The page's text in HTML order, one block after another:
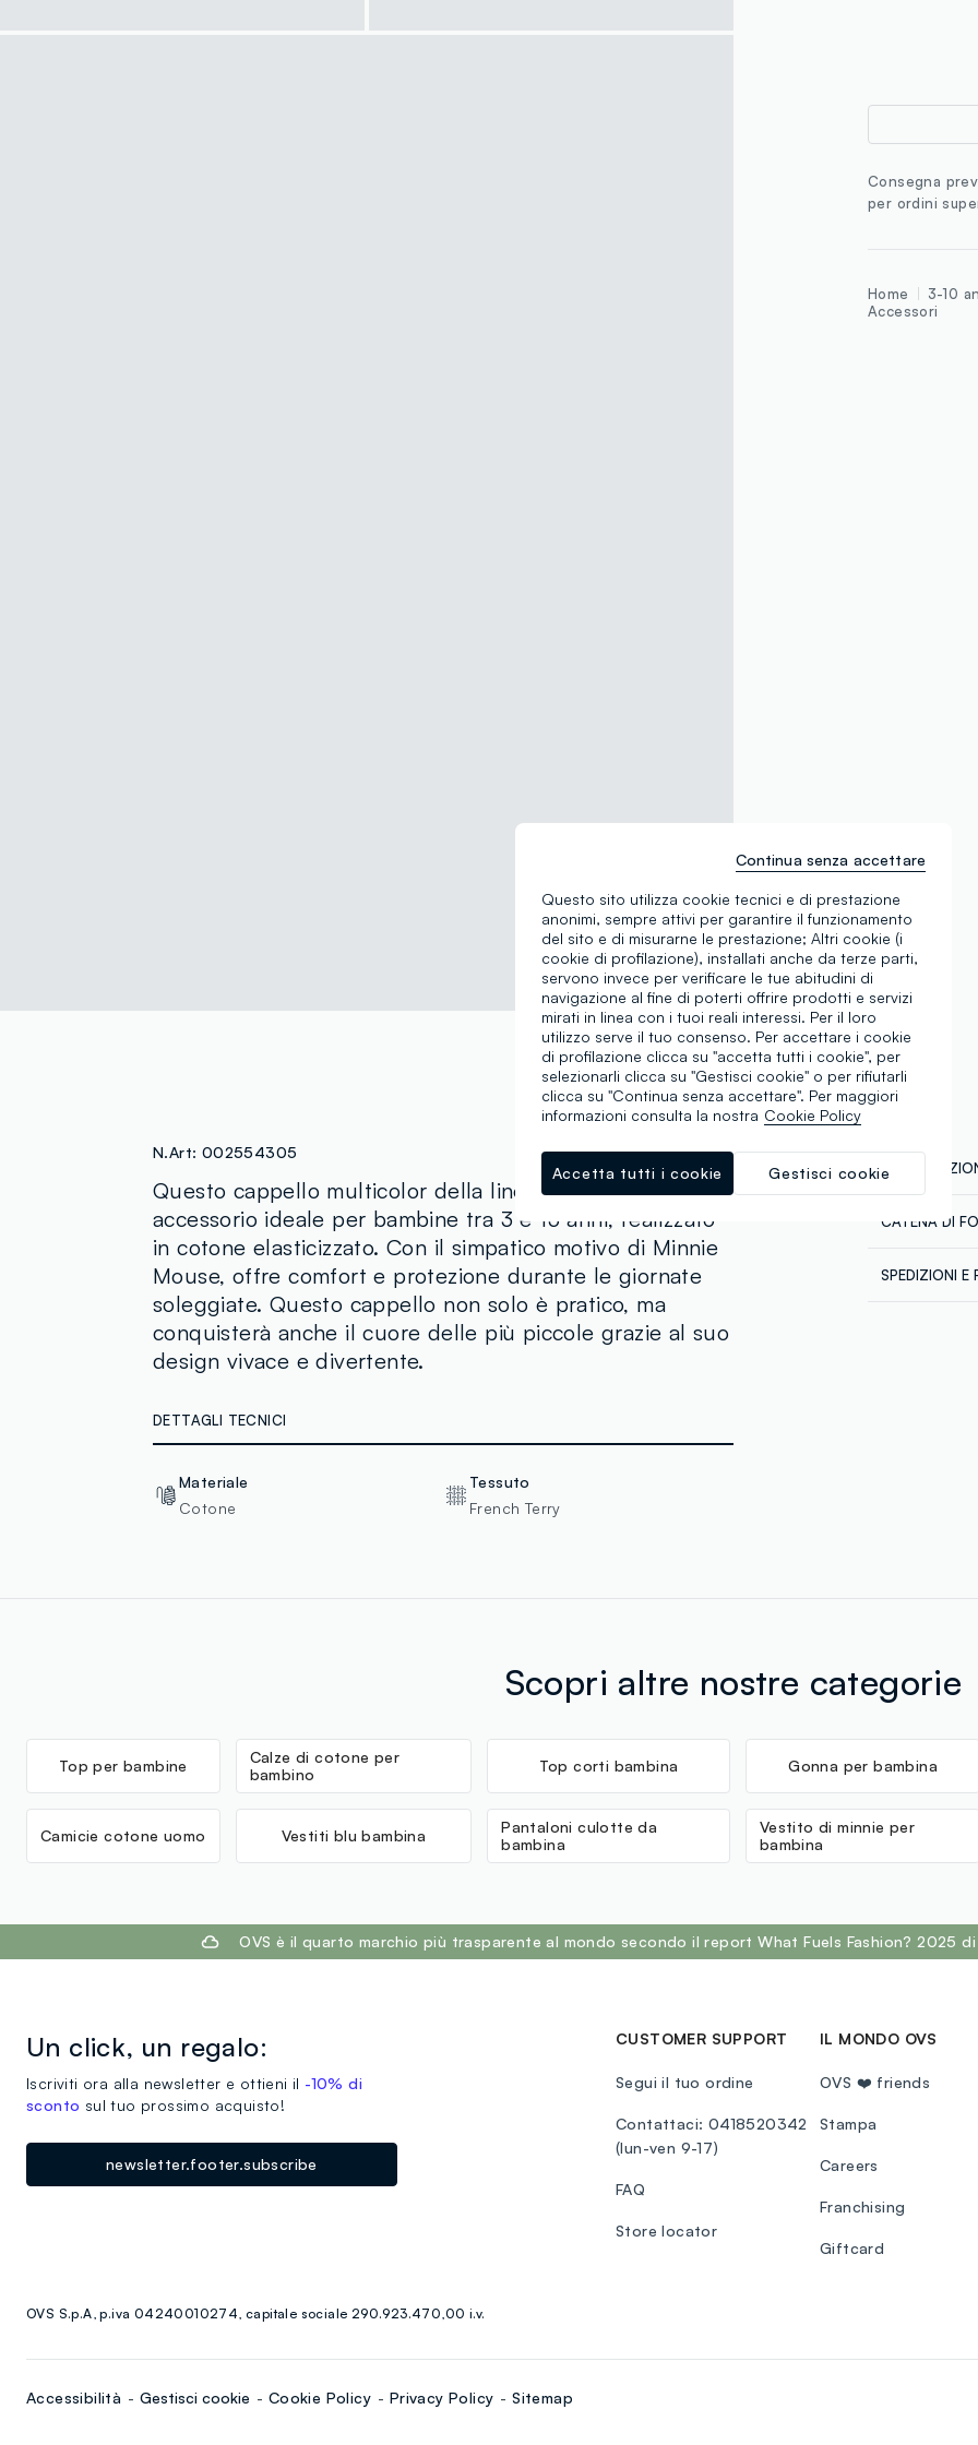
Consegna
per ordini
Home 3-10
Accessori
N.Art: 002554305
Questo cappello multicolor della linea Disney è un
accessorio ideale per bambine tra 3 e 15 anni, realizzato
in cotone elasticizzato. Con il simpatico motivo di Minnie
Mouse, offre comfort e protezione durante le giornate
soleggiate. Questo cappello non solo è pratico, ma
conquisterà anche il cuore delle più piccole grazie al suo
design vivace e divertente.
DETTAGLI TECNICI
Materiale
Cotone
Tessuto
French Terry
CATENA DI
SHANGHAI
SPEDIZIONI E
Scopri altre nostre categorie
Top per bambine
Calze di cotone per
bambino
Top corti bambina Gonna per bambina
Camicie cotone uomo Vestiti blu bambina
Pantaloni culotte da
bambina
Vestito di minnie per
bambina
OVS è il quarto marchio più trasparente al mondo secondo il report What Fuels Fashion? 2025 di
Un click, un regalo:
Iscriviti ora alla newsletter e ottieni il -10% di
sconto sul tuo prossimo acquisto!
newsletter.footer.subscribe
CUSTOMER SUPPORT
Segui il tuo ordine
Contattaci: 0418520342
(lun-ven 9-17)
FAQ
Store locator
IL MONDO OVS
OVS ❤️ friends
Stampa
Careers
Franchising
Giftcard
OVS S.p.A, p.iva 04240010274, capitale sociale 290.923.470,00 i.v.
Accessibilità Gestisci cookie Cookie Policy Privacy Policy Sitemap
Questo sito utilizza cookie tecnici e di prestazione
anonimi, sempre attivi per garantire il funzionamento
del sito e di misurarne le prestazione; Altri cookie (i
cookie di profilazione), installati anche da terze parti,
servono invece per verificare le tue abitudini di
navigazione al fine di poterti offrire prodotti e servizi
mirati in linea con i tuoi reali interessi. Per il loro
utilizzo serve il tuo consenso. Per accettare i cookie
di profilazione clicca su "accetta tutti i cookie", per
selezionarli clicca su "Gestisci cookie" o per rifiutarli
clicca su "Continua senza accettare". Per maggiori
informazioni consulta la nostra Cookie Policy
Gestisci cookie
Accetta tutti i cookie
Continua senza accettare